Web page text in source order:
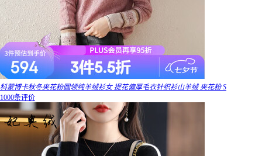
科蒙博卡秋冬夹花粉圆领纯羊绒衫女 提花偏厚毛衣针织衫山羊绒 夹花粉 S
1000条评价